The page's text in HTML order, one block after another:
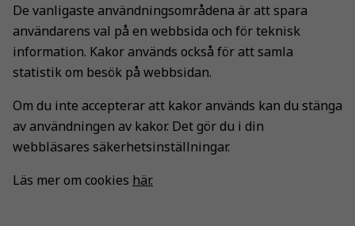
De vanligaste användningsområdena är att spara
användarens val på en webbsida och för teknisk
information. Kakor används också för att samla
statistik om besök på webbsidan.
Om du inte accepterar att kakor används kan du stänga
av användningen av kakor. Det gör du i din
webbläsares säkerhetsinställningar.
Läs mer om cookies här.